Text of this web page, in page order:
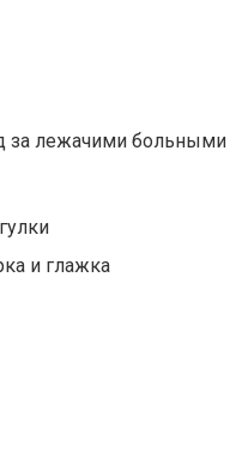
за лежачими больными
и глажка